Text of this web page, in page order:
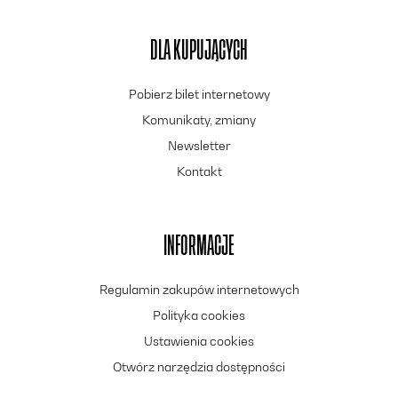
DLA KUPUJĄCYCH
Pobierz bilet internetowy
Komunikaty, zmiany
Newsletter
Kontakt
INFORMACJE
Regulamin zakupów internetowych
Polityka cookies
Ustawienia cookies
Otwórz narzędzia dostępności